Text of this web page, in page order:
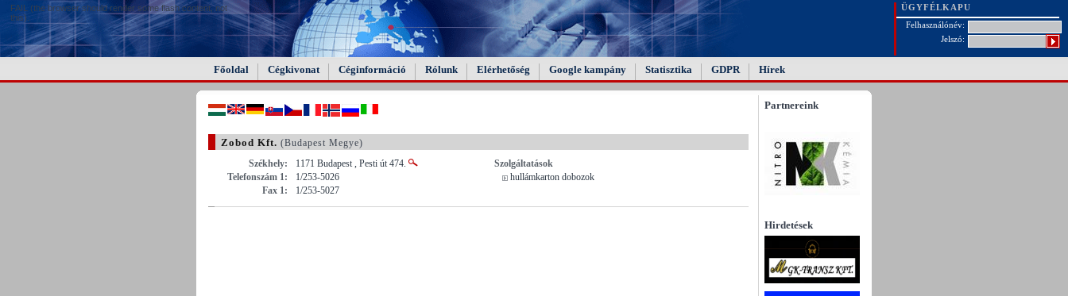
FAIL (the browser should render some flash content, not
this).
ÜGYFÉLKAPU
Felhasználónév:
Jelszó:
Főoldal Cégkivonat Céginformáció Rólunk Elérhetőség Google kampány Statisztika GDPR Hírek
Zobod Kft. (Budapest Megye)
Székhely:
1171 Budapest , Pesti út 474.
Telefonszám 1:
1/253-5026
Fax 1:
1/253-5027
Szolgáltatások
hullámkarton dobozok
Partnereink
Hirdetések